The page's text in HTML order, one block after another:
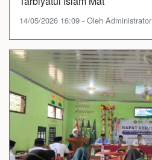
14/05/2026 16:09 - Oleh